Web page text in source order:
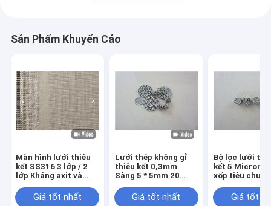
Sản Phẩm Khuyến Cáo
Màn hình lưới thiêu
kết SS316 3 lớp / 2
lớp Kháng axit và
Giá tốt nhất
Lưới thép không gỉ
thiêu kết 0,3mm
Sàng 5 * 5mm 20
Giá tốt nhất
Bộ lọc lưới
kết 5 Micron
xốp tiêu
Giá tốt